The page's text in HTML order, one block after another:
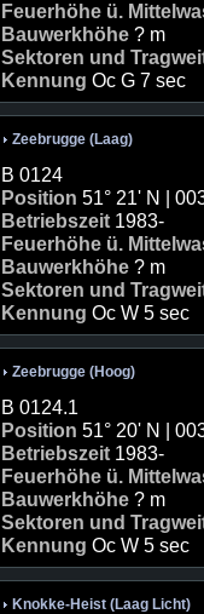
Feuerhöhe ü.
Bauwerkhöhe ? m
Sektoren und
Kennung Oc G 7 sec
Zeebrugge (Laag)
B 0124
Position 51° 21' N |
Betriebszeit 1983-
Feuerhöhe ü.
Bauwerkhöhe ? m
Sektoren und
Kennung Oc W 5 sec
Zeebrugge (Hoog)
B 0124.1
Position 51° 20' N |
Betriebszeit 1983-
Feuerhöhe ü.
Bauwerkhöhe ? m
Sektoren und
Kennung Oc W 5 sec
Knokke-Heist (Laag Licht)